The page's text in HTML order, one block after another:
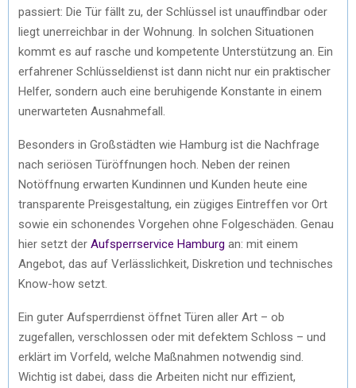
passiert: Die Tür fällt zu, der Schlüssel ist unauffindbar oder
liegt unerreichbar in der Wohnung. In solchen Situationen
kommt es auf rasche und kompetente Unterstützung an. Ein
erfahrener Schlüsseldienst ist dann nicht nur ein praktischer
Helfer, sondern auch eine beruhigende Konstante in einem
unerwarteten Ausnahmefall.
Besonders in Großstädten wie Hamburg ist die Nachfrage
nach seriösen Türöffnungen hoch. Neben der reinen
Notöffnung erwarten Kundinnen und Kunden heute eine
transparente Preisgestaltung, ein zügiges Eintreffen vor Ort
sowie ein schonendes Vorgehen ohne Folgeschäden. Genau
hier setzt der Aufsperrservice Hamburg an: mit einem
Angebot, das auf Verlässlichkeit, Diskretion und technisches
Know-how setzt.
Ein guter Aufsperrdienst öffnet Türen aller Art – ob
zugefallen, verschlossen oder mit defektem Schloss – und
erklärt im Vorfeld, welche Maßnahmen notwendig sind.
Wichtig ist dabei, dass die Arbeiten nicht nur effizient,